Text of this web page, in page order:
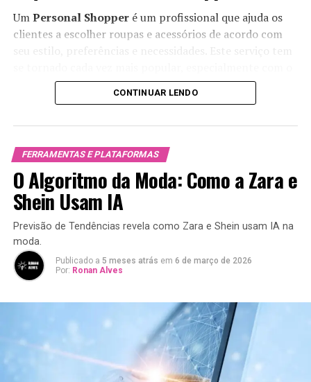
UmPersonal Shopperé um profissional que ajuda os
clientes a escolher roupas e acessórios de acordo com
crescimento das compras online. O Personal Shopper
entende as tendências da moda e sugere peças que se
Como Funciona um Personal
Shopper Digital?
O Personal Shopper digital opera com o auxílio de
algoritmos e tecnologias avançadas. Aqui estão os
passos típicos desse processo:
Cadastro e Preferências:
estilo, tamanho e cores que gosta.
O sistema utiliza inteligência
artificial para analisar as preferências e sugerir
looks personalizados.
CONTINUAR LENDO
FERRAMENTAS E PLATAFORMAS
O Algoritmo da Moda: Como a Zara e
Shein Usam IA
Previsão de Tendências revela como Zara e Shein usam IA na
moda.
Publicado a 5 meses atrás em 6 de março de 2026
Por: Ronan Alves